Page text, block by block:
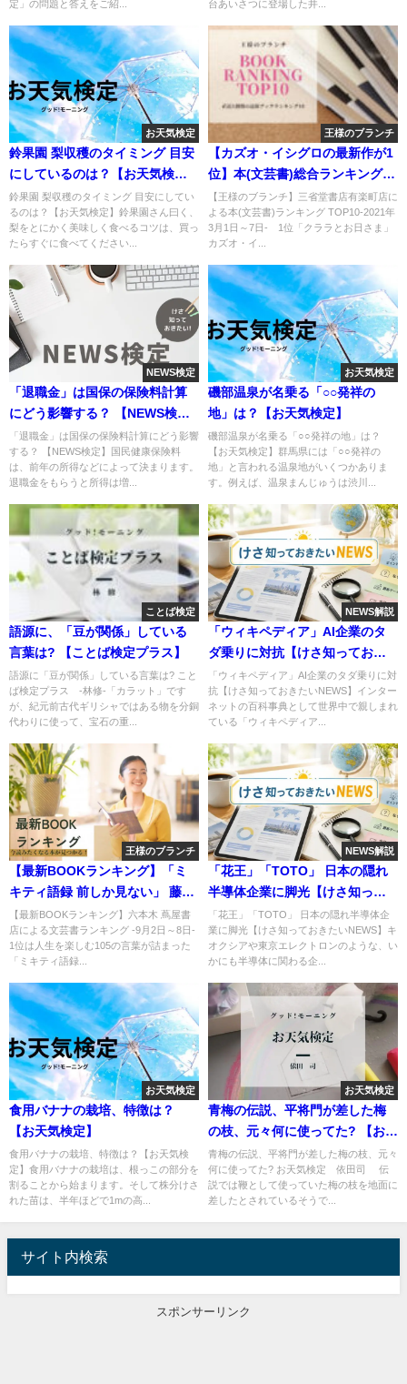
定」の問題と答えをご紹...
台あいさつに登場した井...
お天気検定
鈴果園 梨収穫のタイミング 目安
にしているのは？【お天気検
定】
鈴果園 梨収穫のタイミング 目安にしてい
るのは？【お天気検定】鈴果園さん曰く、
梨をとにかく美味しく食べるコツは、買っ
たらすぐに食べてください...
王様のブランチ
【カズオ・イシグロの最新作が1
位】本(文芸書)総合ランキング
TOP10 -王様のブランチ-
【王様のブランチ】三省堂書店有楽町店に
よる本(文芸書)ランキング TOP10-2021年
3月1日～7日- 1位「クララとお日さま」
カズオ・イ...
NEWS検定
「退職金」は国保の保険料計算
にどう影響する？ 【NEWS検
定】
「退職金」は国保の保険料計算にどう影響
する？ 【NEWS検定】国民健康保険料
は、前年の所得などによって決まります。
退職金をもらうと所得は増...
お天気検定
磯部温泉が名乗る「○○発祥の
地」は？【お天気検定】
磯部温泉が名乗る「○○発祥の地」は？
【お天気検定】群馬県には「○○発祥の
地」と言われる温泉地がいくつかありま
す。例えば、温泉まんじゅうは渋川...
ことば検定
語源に、「豆が関係」している
言葉は? 【ことば検定プラス】
語源に「豆が関係」している言葉は? こと
ば検定プラス -林修-「カラット」です
が、紀元前古代ギリシャではある物を分銅
代わりに使って、宝石の重...
NEWS解説
「ウィキペディア」AI企業のタ
ダ乗りに対抗【けさ知っておき
たいNEWS】
「ウィキペディア」AI企業のタダ乗りに対
抗【けさ知っておきたいNEWS】インター
ネットの百科事典として世界中で親しまれ
ている「ウィキペディア...
王様のブランチ
【最新BOOKランキング】「ミ
キティ語録 前しか見ない」 藤本
美貴
【最新BOOKランキング】六本木 蔦屋書
店による文芸書ランキング -9月2日～8日-
1位は人生を楽しむ105の言葉が詰まった
「ミキティ語録...
NEWS解説
「花王」「TOTO」 日本の隠れ
半導体企業に脚光【けさ知って
おきたいNEWS】
「花王」「TOTO」 日本の隠れ半導体企
業に脚光【けさ知っておきたいNEWS】キ
オクシアや東京エレクトロンのような、い
かにも半導体に関わる企...
お天気検定
食用バナナの栽培、特徴は？
【お天気検定】
食用バナナの栽培、特徴は？【お天気検
定】食用バナナの栽培は、根っこの部分を
割ることから始まります。そして株分けさ
れた苗は、半年ほどで1mの高...
お天気検定
青梅の伝説、平将門が差した梅
の枝、元々何に使ってた? 【お天
気検定】
青梅の伝説、平将門が差した梅の枝、元々
何に使ってた? お天気検定 依田司 伝
説では鞭として使っていた梅の枝を地面に
差したとされているそうで...
サイト内検索
スポンサーリンク